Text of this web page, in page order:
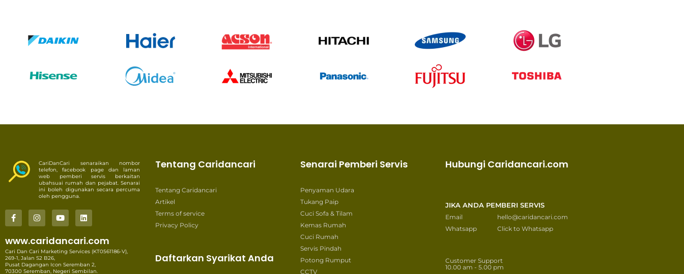
CariDanCari senaraikan nombor
telefon, facebook page dan laman
web pemberi servis berkaitan
ubahsuai rumah dan pejabat. Senarai
ini boleh digunakan secara percuma
oleh pengguna.
www.caridancari.com
Cari Dan Cari Marketing Services (KT0561186-V),
269-1, Jalan S2 B26,
Pusat Dagangan Icon Seremban 2,
70300 Seremban, Negeri Sembilan.
Tentang Caridancari
Tentang Caridancari
Artikel
Terms of service
Privacy Policy
Daftarkan Syarikat Anda
Senarai Pemberi Servis
Penyaman Udara
Tukang Paip
Cuci Sofa & Tilam
Kemas Rumah
Cuci Rumah
Servis Pindah
Potong Rumput
CCTV
Hubungi Caridancari.com
JIKA ANDA PEMBERI SERVIS
Email
hello@caridancari.com
Whatsapp
Click to Whatsapp
Customer Support
10.00 am - 5.00 pm